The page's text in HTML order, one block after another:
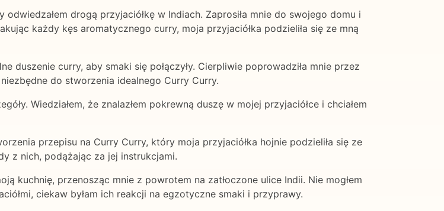
drogą przyjaciółkę w Indiach. Zaprosiła mnie do swojego domu i
każdy kęs aromatycznego curry, moja przyjaciółka podzieliła się ze mną
duszenie curry, aby smaki się połączyły. Cierpliwie poprowadziła mnie przez
do stworzenia idealnego Curry Curry.
Wiedziałem, że znalazłem pokrewną duszę w mojej przyjaciółce i chciałem
przepisu na Curry Curry, który moja przyjaciółka hojnie podzieliła się ze
z nich, podążając za jej instrukcjami.
kuchnię, przenosząc mnie z powrotem na zatłoczone ulice Indii. Nie mogłem
ciekaw byłam ich reakcji na egzotyczne smaki i przyprawy.